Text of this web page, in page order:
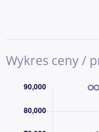
używanych w
Kupując samochód
wybór aut
Wykres ceny /